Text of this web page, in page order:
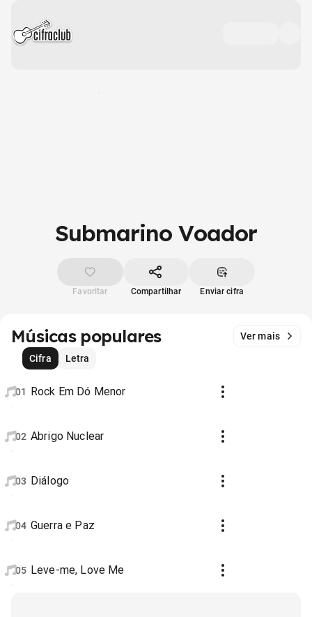
Submarino Voador
Favoritar Compartilhar Enviar cifra
Músicas populares
Ver mais
Cifra
Letra
01 Rock Em Dó Menor
02 Abrigo Nuclear
03 Diálogo
04 Guerra e Paz
05 Leve-me, Love Me